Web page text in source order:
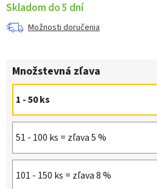
Skladom do 5 dní
Možnosti doručenia
Množstevná zľava
1 - 50 ks
51 - 100 ks = zľava 5 %
101 - 150 ks = zľava 8 %